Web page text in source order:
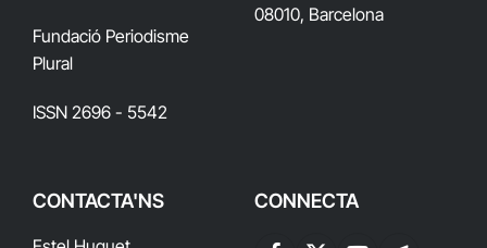
Fundació Periodisme
Plural
ISSN 2696 - 5542
08010, Barcelona
CONTACTA'NS CONNECTA